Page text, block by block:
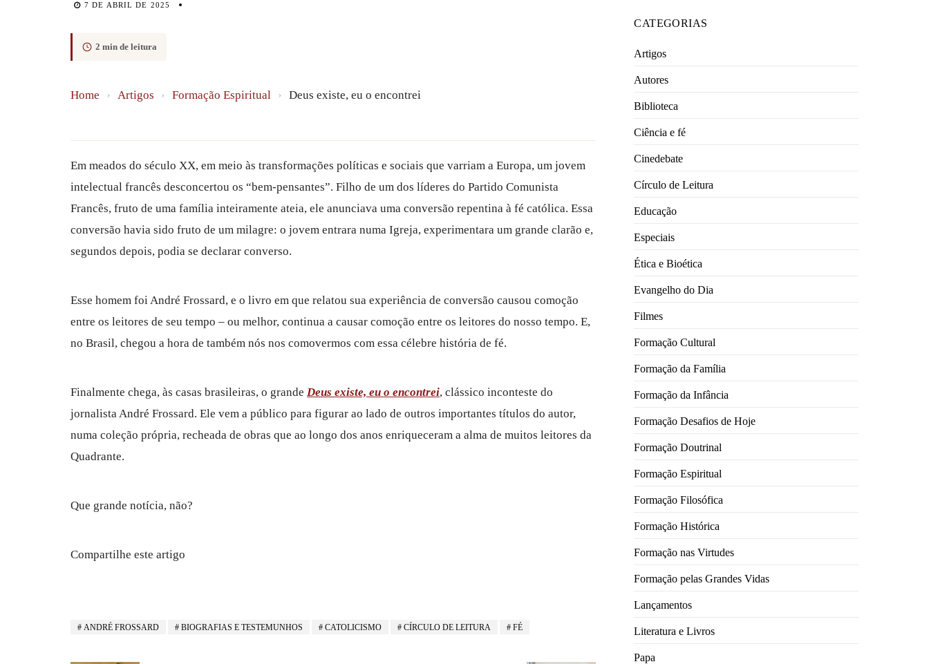
7 DE ABRIL DE 2025
2 min de leitura
Home › Artigos › Formação Espiritual › Deus existe, eu o encontrei
Em meados do século XX, em meio às transformações políticas e sociais que varriam a Europa, um jovem
intelectual francês desconcertou os “bem-pensantes”. Filho de um dos líderes do Partido Comunista
Francês, fruto de uma família inteiramente ateia, ele anunciava uma conversão repentina à fé católica. Essa
conversão havia sido fruto de um milagre: o jovem entrara numa Igreja, experimentara um grande clarão e,
segundos depois, podia se declarar converso.
Esse homem foi André Frossard, e o livro em que relatou sua experiência de conversão causou comoção
entre os leitores de seu tempo – ou melhor, continua a causar comoção entre os leitores do nosso tempo. E,
no Brasil, chegou a hora de também nós nos comovermos com essa célebre história de fé.
Finalmente chega, às casas brasileiras, o grande Deus existe, eu o encontrei, clássico inconteste do
jornalista André Frossard. Ele vem a público para figurar ao lado de outros importantes títulos do autor,
numa coleção própria, recheada de obras que ao longo dos anos enriqueceram a alma de muitos leitores da
Quadrante.
Que grande notícia, não?
Compartilhe este artigo
ANDRÉ FROSSARD BIOGRAFIAS E TESTEMUNHOS CATOLICISMO CÍRCULO DE LEITURA FÉ
CATEGORIAS
Artigos
Autores
Biblioteca
Ciência e fé
Cinedebate
Círculo de Leitura
Educação
Especiais
Ética e Bioética
Evangelho do Dia
Filmes
Formação Cultural
Formação da Família
Formação da Infância
Formação Desafios de Hoje
Formação Doutrinal
Formação Espiritual
Formação Filosófica
Formação Histórica
Formação nas Virtudes
Formação pelas Grandes Vidas
Lançamentos
Literatura e Livros
Papa